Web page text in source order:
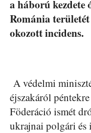
a háború kezdete
Románia
okozott incidens.
A védelmi
éjszakáról
Föderáció ismét
ukrajnai polgári